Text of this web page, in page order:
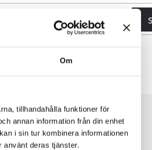
Om
tillhandahålla funktioner för
annan information från din enhet
i sin tur kombinera informationen
använt deras tjänster.